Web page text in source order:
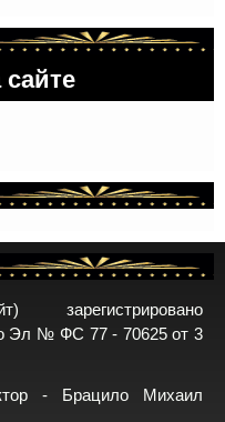
Эл № ФС 77 - 70625 от 3
- Брацило Михаил